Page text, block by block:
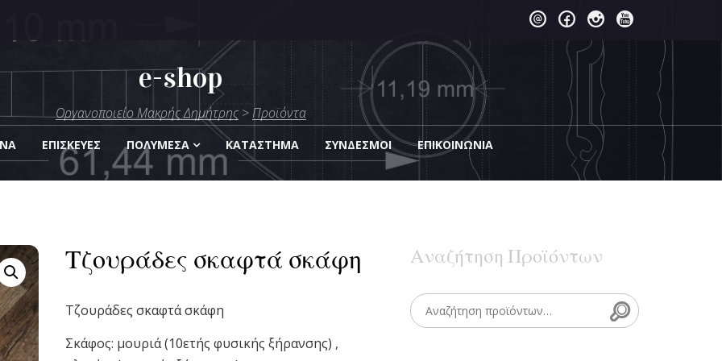
ΕΠΙΣΚΕΎΕΣ ΠΟΛΥΜΈΣΑ KΑΤΆΣΤΗΜΑ ΣΎΝΔΕΣΜΟΙ EΠΙΚΟΙΝΩΝΊΑ
e-shop
Οργανοποιείο Μακρής Δημήτρης>Προϊόντα
Τζουράδες σκαφτά σκάφη
Τζουράδες σκαφτά σκάφη
Σκάφος: μουριά (10ετής φυσικής ξήρανσης) ,
Αναζήτηση Προϊόντων
Search for: Search